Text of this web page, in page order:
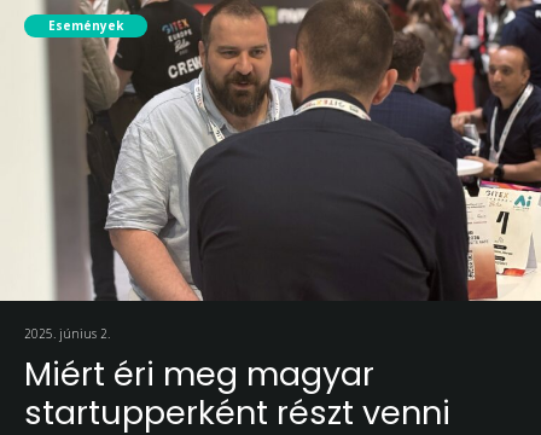
Események
2025. június 2.
Miért éri meg magyar
startupperként részt venni